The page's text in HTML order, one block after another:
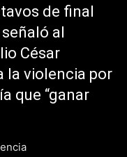
de final
al
César
la violencia por
que “ganar